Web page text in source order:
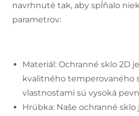
navrhnuté tak, aby spĺňalo
parametrov:
Materiál: Ochranné sklo 2D
kvalitného temperovaného
vlastnosťami sú vysoká
Hrúbka: Naše ochranné